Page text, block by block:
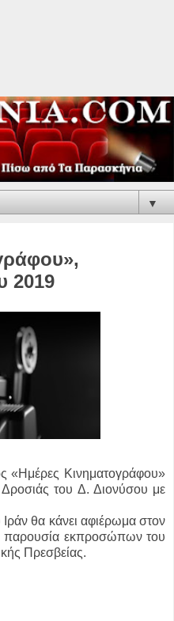
▼
2019
«Ημέρες Κινηματογράφου»
του Δ. Διονύσου με
θα κάνει αφιέρωμα στον
παρουσία εκπροσώπων του
Πρεσβείας.